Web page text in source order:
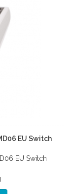
EU Switch
EU Switch